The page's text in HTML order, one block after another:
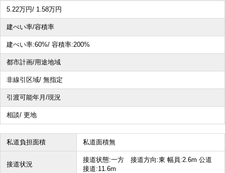
5.22万円/ 1.58万円
建ぺい率/容積率
建ぺい率:60%/ 容積率:200%
都市計画/用途地域
非線引区域/ 無指定
引渡可能年月/現況
相談/ 更地
私道負担面積 私道面積無
接道状況
接道状態:一方 接道方向:東 幅員:2.6m 公道
接道:11.6m